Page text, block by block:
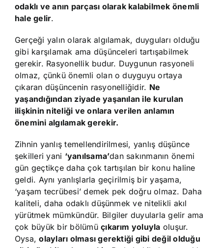
odaklı ve anın parçası olarak kalabilmek önemli
hale gelir.
Gerçeği yalın olarak algılamak, duyguları olduğu
gibi karşılamak ama düşünceleri tartışabilmek
gerekir. Rasyonellik budur. Duygunun rasyoneli
olmaz, çünkü önemli olan o duyguyu ortaya
çıkaran düşüncenin rasyonelliğidir. Ne
yaşandığından ziyade yaşanılan ile kurulan
ilişkinin niteliği ve onlara verilen anlamın
önemini algılamak gerekir.
Zihnin yanlış temellendirilmesi, yanlış düşünce
şekilleri yani ‘yanılsama’dan sakınmanın önemi
gün geçtikçe daha çok tartışılan bir konu haline
geldi. Aynı yanlışlarla geçirilmiş bir yaşama,
‘yaşam tecrübesi’ demek pek doğru olmaz. Daha
kaliteli, daha odaklı düşünmek ve nitelikli akıl
yürütmek mümkündür. Bilgiler duyularla gelir ama
çok büyük bir bölümüçıkarım yoluyla oluşur.
Oysa,olayları olması gerektiği gibi değil olduğu